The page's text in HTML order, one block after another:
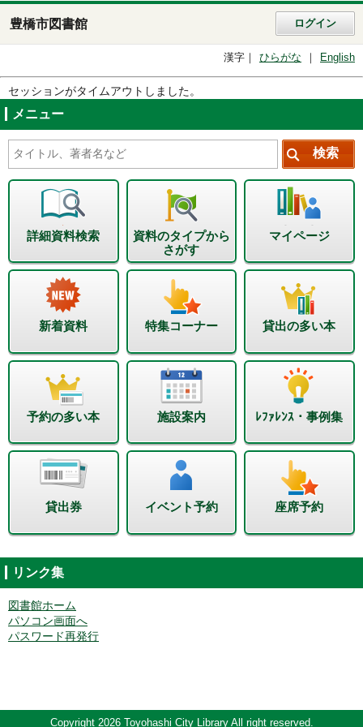
豊橋市図書館 ログイン
漢字 ひらがな English
セッションがタイムアウトしました。
メニュー
詳細資料検索
資料のタイプから
さがす
マイページ
新着資料 特集コーナー 貸出の多い本
予約の多い本 施設案内 ﾚﾌｧﾚﾝｽ・事例集
貸出券 イベント予約 座席予約
リンク集
図書館ホーム
パソコン画面へ
パスワード再発行
Copyright 2026 Toyohashi City Library All right reserved.